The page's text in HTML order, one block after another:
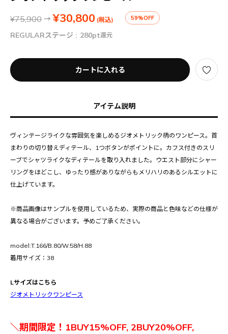
¥75,900 → ¥30,800 (税込) 59%OFF
REGULARステージ : 280pt還元
カートに入れる
アイテム説明
ヴィンテージライクな雰囲気を楽しめるジオメトリック柄のワンピース。首
まわりの切り替えディテール、1つボタンがポイントに。カフス付きのスリ
ーブでシャツライクなディテールを取り入れました。ウエスト部分にシャー
リングをほどこし、ゆったり感がありながらもメリハリのあるシルエットに
仕上げています。
※商品画像はサンプルを使用しているため、実際の商品と色味などの仕様が
異なる場合がございます。予めご了承ください。
model:T.166/B.80/W.58/H.88
着用サイズ：38
Lサイズはこちら
ジオメトリックワンピース
＼期間限定！1BUY15%OFF, 2BUY20%OFF,